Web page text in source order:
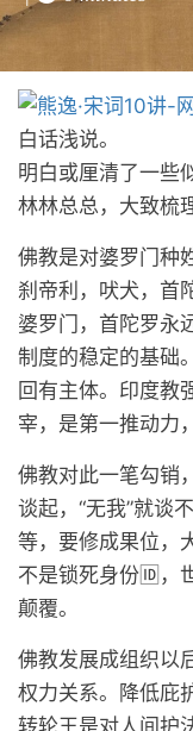
白话浅说。
明白或厘清了一些
林林总总，大致梳
佛教是对婆罗门种
刹帝利，吠犬，首
婆罗门，首陀罗永
制度的稳定的基础
回有主体。印度教
宰，是第一推动力
佛教对此一笔勾销
谈起，“无我”就谈
等，要修成果位，
不是锁死身份🆔，
颠覆。
佛教发展成组织以
权力关系。降低庇
转轮王是对人间护